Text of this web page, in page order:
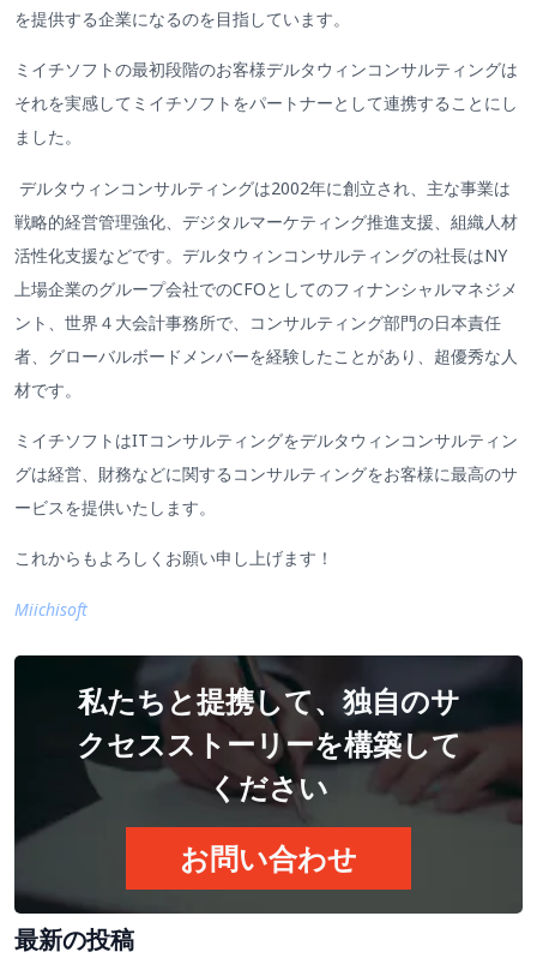
を提供する企業になるのを目指しています。
ミイチソフトの最初段階のお客様デルタウィンコンサルティングは
それを実感してミイチソフトをパートナーとして連携することにし
ました。
デルタウィンコンサルティングは2002年に創立され、主な事業は
戦略的経営管理強化、デジタルマーケティング推進支援、組織人材
活性化支援などです。デルタウィンコンサルティングの社長はNY
上場企業のグループ会社でのCFOとしてのフィナンシャルマネジメ
ント、世界４大会計事務所で、コンサルティング部門の日本責任
者、グローバルボードメンバーを経験したことがあり、超優秀な人
材です。
ミイチソフトはITコンサルティングをデルタウィンコンサルティン
グは経営、財務などに関するコンサルティングをお客様に最高のサ
ービスを提供いたします。
これからもよろしくお願い申し上げます！
Miichisoft
私たちと提携して、独自のサ
クセスストーリーを構築して
ください
お問い合わせ
最新の投稿